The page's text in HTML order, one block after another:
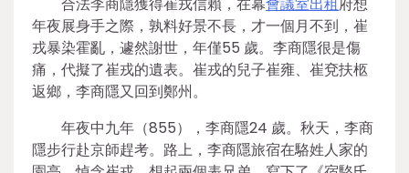
年夜展身手之際，孰料好景不長，才一個月不到，崔
戎暴染霍亂，遽然謝世，年僅55 歲。李商隱很是傷
痛，代擬了崔戎的遺表。崔戎的兒子崔雍、崔兗扶柩
返鄉，李商隱又回到鄭州。
年夜中九年（855），李商隱24 歲。秋天，李商
隱步行赴京師趕考。路上，李商隱旅宿在駱姓人家的